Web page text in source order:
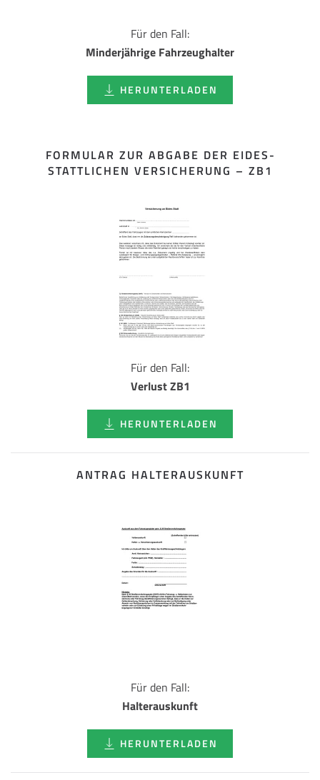
Für den Fall:
Minderjährige Fahrzeughalter
HERUNTERLADEN
FORMULAR ZUR ABGABE DER EIDES­
STATTLICHEN VERSICHERUNG – ZB1
Für den Fall:
Verlust ZB1
HERUNTERLADEN
ANTRAG HALTERAUSKUNFT
Für den Fall:
Halterauskunft
HERUNTERLADEN